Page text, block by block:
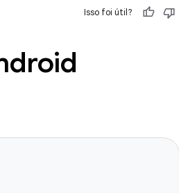
Isso foi útil?